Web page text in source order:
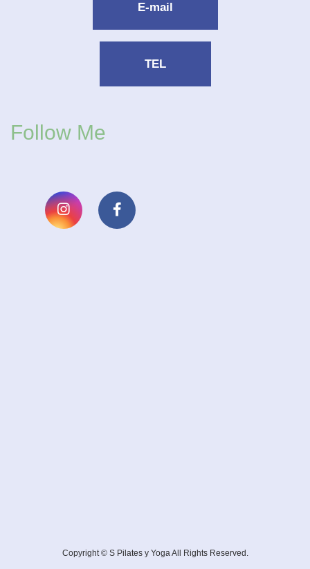
E-mail
TEL
Follow Me
Copyright © S Pilates y Yoga All Rights Reserved.